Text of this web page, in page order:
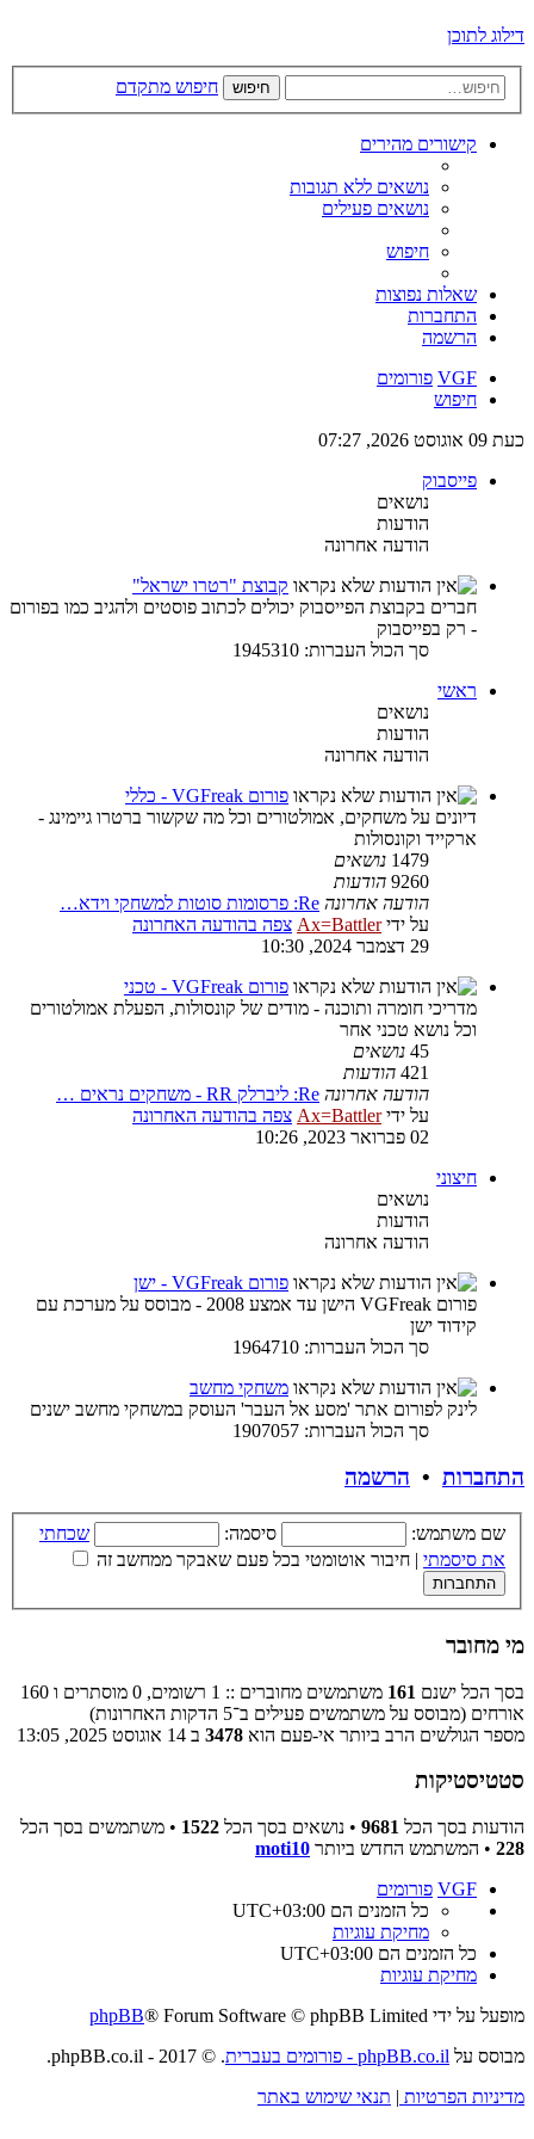
דילוג לתוכן
חיפוש חיפוש מתקדם
קישורים מהירים
נושאים ללא תגובות
נושאים פעילים
חיפוש
שאלות נפוצות
התחברות
הרשמה
VGF פורומים
חיפוש
כעת 09 אוגוסט 2026, 07:27
פייסבוק
נושאים
הודעות
הודעה אחרונה
קבוצת "רטרו ישראל"
חברים בקבוצת הפייסבוק יכולים לכתוב פוסטים ולהגיב כמו בפורום
- רק בפייסבוק
סך הכול העברות: 1945310
ראשי
נושאים
הודעות
הודעה אחרונה
פורום VGFreak - כללי
דיונים על משחקים, אמולטורים וכל מה שקשור ברטרו גיימינג -
ארקייד וקונסולות
1479 נושאים
9260 הודעות
הודעה אחרונה Re: פרסומות סוטות למשחקי וידא…
על ידיAx=Battler צפה בהודעה האחרונה
29 דצמבר 2024, 10:30
פורום VGFreak - טכני
מדריכי חומרה ותוכנה - מודים של קונסולות, הפעלת אמולטורים
וכל נושא טכני אחר
45 נושאים
421 הודעות
הודעה אחרונה Re: ליברלק RR - משחקים נראים …
על ידיAx=Battler צפה בהודעה האחרונה
02 פברואר 2023, 10:26
חיצוני
נושאים
הודעות
הודעה אחרונה
פורום VGFreak - ישן
פורום VGFreak הישן עד אמצע 2008 - מבוסס על מערכת עם
קידוד ישן
סך הכול העברות: 1964710
משחקי מחשב
לינק לפורום אתר 'מסע אל העבר' העוסק במשחקי מחשב ישנים
סך הכול העברות: 1907057
התחברות • הרשמה
שם משתמש: סיסמה:
שכחתי
את סיסמתי | חיבור אוטומטי בכל פעם שאבקר ממחשב זה
מי מחובר
בסך הכל ישנם 161
משתמשים מחוברים :: 1 רשומים, 0 מוסתרים ו 160
אורחים (מבוסס על משתמשים פעילים ב־5 הדקות האחרונות)
מספר הגולשים הרב ביותר אי-פעם הוא 3478 ב 14 אוגוסט 2025, 13:05
סטטיסטיקות
הודעות בסך הכל 9681 • נושאים בסך הכל 1522 • משתמשים בסך הכל
228 • המשתמש החדש ביותר moti10
VGF פורומים
כל הזמנים הם UTC+03:00
מחיקת עוגיות
כל הזמנים הם UTC+03:00
מחיקת עוגיות
מופעל על ידי
phpBB® Forum Software © phpBB Limited
מבוסס על phpBB.co.il - פורומים בעברית
. © 2017 - phpBB.co.il.
מדיניות הפרטיות | תנאי שימוש באתר